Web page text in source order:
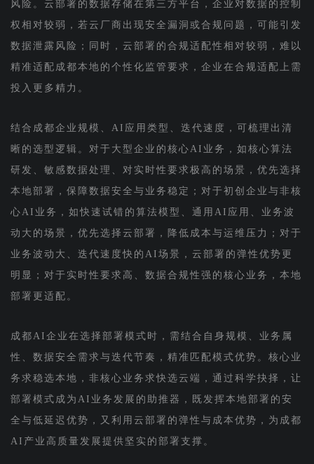
风险。云部署的数据存储在第三方平台，企业对数据的控制
权相对较弱，若云厂商出现安全漏洞或合规问题，可能引发
数据泄露风险；同时，云部署的合规适配性相对较弱，难以
精准适配成都本地的个性化监管要求，企业在合规适配上需
投入更多精力。
结合成都企业规模、AI应用类型、迭代速度，可梳理出清
晰的选型逻辑。对于大型企业的核心AI业务，如核心算法
研发、敏感数据处理、对实时性要求极高的场景，优先选择
本地部署，保障数据安全与业务稳定；对于初创企业与非核
心AI业务，如快速试错的算法模型、通用AI应用、业务波
动大的场景，优先选择云部署，降低成本与运维压力；对于
业务波动大、迭代速度快的AI场景，云部署的弹性优势更
明显；对于实时性要求高、数据合规性强的核心业务，本地
部署更适配。
成都AI企业在选择部署模式时，需结合自身规模、业务属
性、数据安全需求与迭代节奏，精准匹配模式优势。核心业
务求稳选本地，非核心业务求快选云端，通过科学抉择，让
部署模式成为AI业务发展的助推器，既发挥本地部署的安
全与低延迟优势，又利用云部署的弹性与成本优势，为成都
AI产业高质量发展提供坚实的部署支撑。